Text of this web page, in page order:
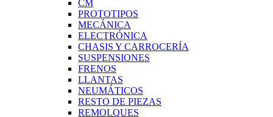
CM
PROTOTIPOS
MECÁNICA
ELECTRÓNICA
CHASIS Y CARROCERÍA
SUSPENSIONES
FRENOS
LLANTAS
NEUMÁTICOS
RESTO DE PIEZAS
REMOLQUES